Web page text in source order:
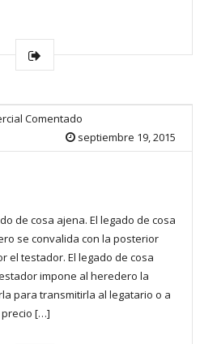
Comentado
septiembre 19, 2015
de cosa ajena. El legado de cosa
se convalida con la posterior
el testador. El legado de cosa
impone al heredero la
para transmitirla al legatario o a
[…]